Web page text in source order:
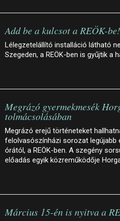
Add be a kulcsot a REÖK-be!
Lélegzetelállító installáció látható
Szegeden, a REÖK-ben is gyűjtik a
Megrázó gyermekmesék
tolmácsolásában
Megrázó erejű történeteket
felolvasószínházi sorozat legújabb
órától, a REÖK-ben. A szegény
előadás egyik közreműködője
Március 15-én is nyitva a